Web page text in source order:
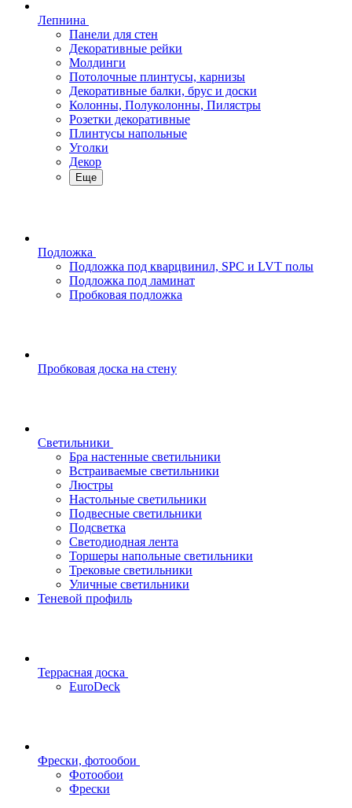
Лепнина
Панели для стен
Декоративные рейки
Молдинги
Потолочные плинтусы, карнизы
Декоративные балки, брус и доски
Колонны, Полуколонны, Пилястры
Розетки декоративные
Плинтусы напольные
Уголки
Декор
Еще
Подложка
Подложка под кварцвинил, SPC и LVT полы
Подложка под ламинат
Пробковая подложка
Пробковая доска на стену
Светильники
Бра настенные светильники
Встраиваемые светильники
Люстры
Настольные светильники
Подвесные светильники
Подсветка
Светодиодная лента
Торшеры напольные светильники
Трековые светильники
Уличные светильники
Теневой профиль
Террасная доска
EuroDeck
Фрески, фотообои
Фотообои
Фрески